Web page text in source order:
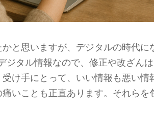
と思いますが、デジタルの時代
タル情報なので、修正や改ざん
け手にとって、いい情報も悪い情
いことも正直あります。それら